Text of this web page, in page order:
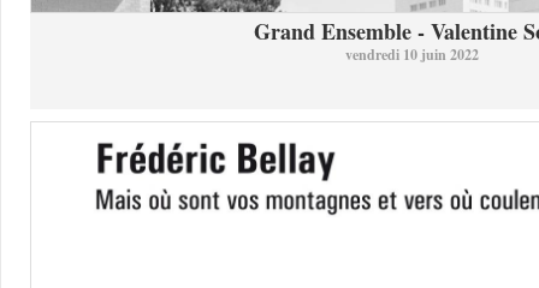
Grand Ensemble - Valentine
vendredi 10 juin 2022